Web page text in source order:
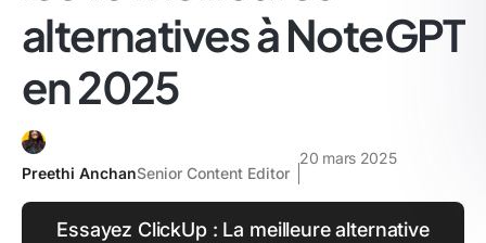
alternatives à NoteGPT
en 2025
Preethi AnchanSenior Content Editor
20 mars 2025
Essayez ClickUp : La meilleure alternative